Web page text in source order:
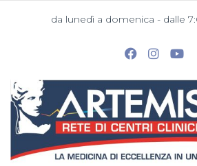
da lunedì a domenica - dalle